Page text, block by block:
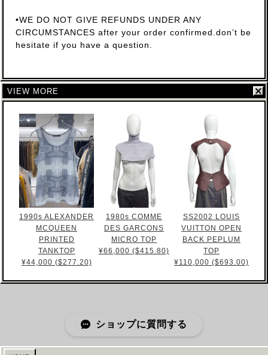
•WE DO NOT GIVE REFUNDS UNDER ANY
CIRCUMSTANCES after your order confirmed.don’t be
hesitate if you have a question.
VIEW MORE
1990s ALEXANDER
MCQUEEN
PRINTED
TANKTOP
¥44,000 ($277.20)
1980s COMME
DES GARCONS
MICRO TOP
¥66,000 ($415.80)
SS2002 LOUIS
VUITTON OPEN
BACK PEPLUM
TOP
¥110,000 ($693.00)
ショップに質問する